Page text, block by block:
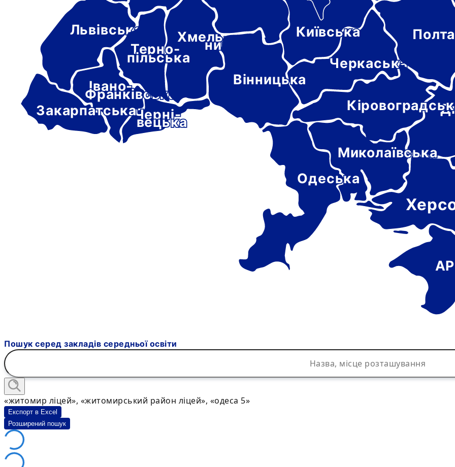
Черкаська
Черні-
вецька
Івано-
Франківська
Хмель-
ницька
Київська
Львівська
Миколаївська
Одеська
Терно-
пільська
Вінницька
Закарпатська
Пошук серед закладів середньої освіти
«житомир ліцей», «житомирський район ліцей», «одеса 5»
Експорт в Excel
Розширений пошук